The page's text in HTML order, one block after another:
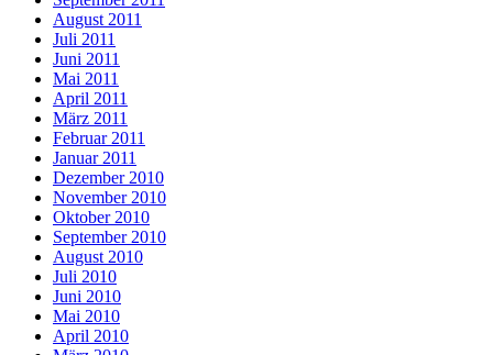
August 2011
Juli 2011
Juni 2011
Mai 2011
April 2011
März 2011
Februar 2011
Januar 2011
Dezember 2010
November 2010
Oktober 2010
September 2010
August 2010
Juli 2010
Juni 2010
Mai 2010
April 2010